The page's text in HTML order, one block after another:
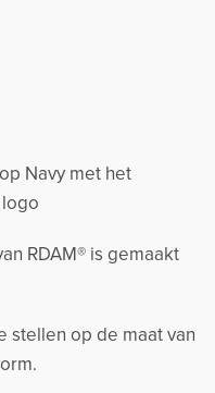
Navy met het
RDAM® is gemaakt
stellen op de maat van